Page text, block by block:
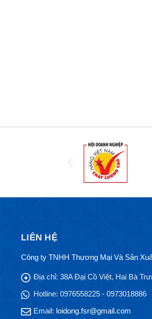
LIÊN HỆ
Công ty TNHH Thương Mại Và Sản
Địa chỉ: 38A Đại Cồ Việt, Hai Bà
Hotline: 0976558225 - 0973018886
Email: loidong.fsr@gmail.com